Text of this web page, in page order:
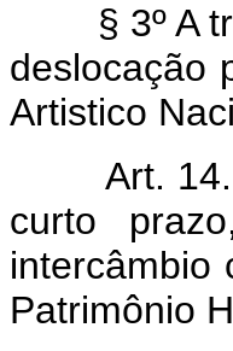
§ 3º A
deslocação
Artistico
Art.
curto
intercâmbio
Patrimônio